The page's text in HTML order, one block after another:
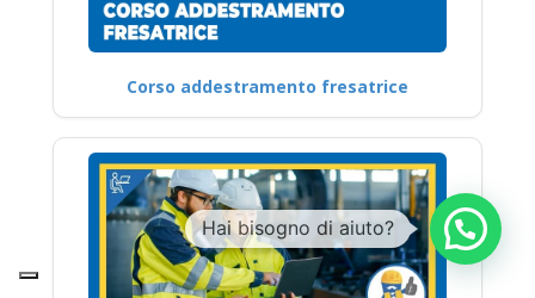
Corso addestramento fresatrice